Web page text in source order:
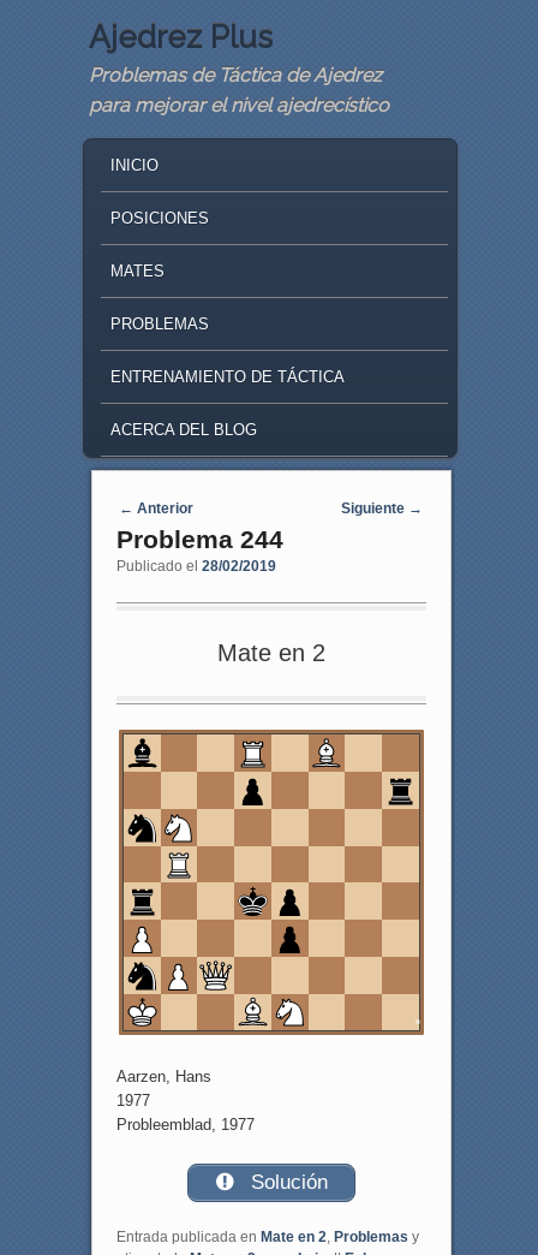
Ajedrez Plus
Problemas de Táctica de Ajedrez
para mejorar el nivel ajedrecístico
SKIP TO PRIMARY CONTENT
SKIP TO SECONDARY CONTENT
INICIO
POSICIONES
MATES
PROBLEMAS
ENTRENAMIENTO DE TÁCTICA
ACERCA DEL BLOG
Navegaci�n de entradas
← Anterior Siguiente →
Problema 244
Publicado el 28/02/2019
Mate en 2
d e
Aarzen, Hans
1977
Probleemblad, 1977
Solución
Entrada publicada en Mate en 2, Problemas y